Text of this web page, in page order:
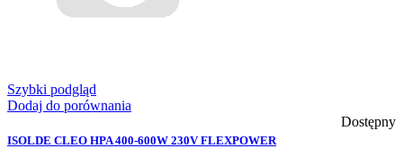
Szybki podgląd
Dodaj do porównania
Dostępny
ISOLDE CLEO HPA 400-600W 230V FLEXPOWER